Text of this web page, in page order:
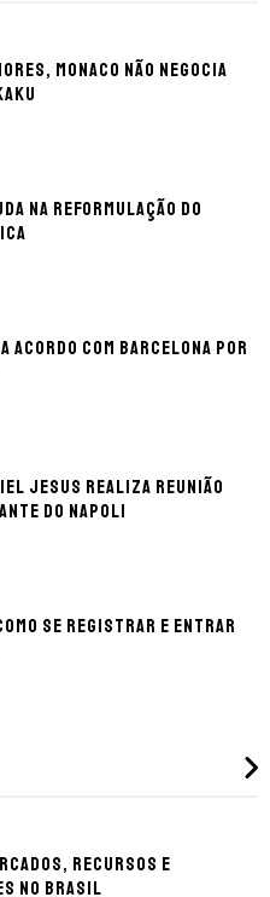
Monaco não negocia
na reformulação do
acordo com Barcelona por
Jesus realiza reunião
do Napoli
se registrar e entrar
recursos e
no Brasil